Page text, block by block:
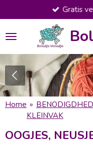
direct
naar
de
hoofdinhoud
Gratis
Home »
KLEINVAK
OOGJES,